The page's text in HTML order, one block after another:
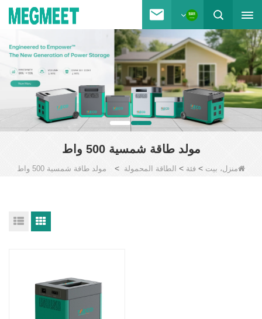
مولد طاقة شمسية 500 واط
منزل، بيت > فئة > الطاقة المحمولة > مولد طاقة شمسية 500 واط